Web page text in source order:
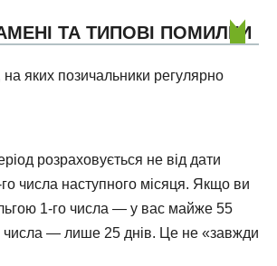
ТА ТИПОВІ ПОМИЛКИ
на яких позичальники регулярно
розраховується не від дати
числа наступного місяця. Якщо ви
1-го числа — у вас майже 55
числа — лише 25 днів. Це не «завжди